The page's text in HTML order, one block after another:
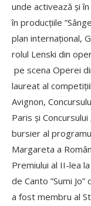
unde activează și
în producțiile
plan internațional,
rolul Lenski din
pe scena Operei
laureat al
Avignon,
Paris și
bursier al
Margareta a
Premiului al II-lea
de Canto ”Sumi
a fost membru al